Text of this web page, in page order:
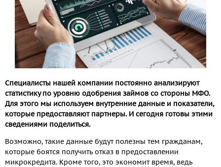
Специалисты нашей компании постоянно анализируют
статистику по уровню одобрения займов со стороны МФО.
Для этого мы используем внутренние данные и показатели,
которые предоставляют партнеры. И сегодня готовы этими
сведениями поделиться.
Возможно, такие данные будут полезны тем гражданам,
которые боятся получить отказ в предоставлении
микрокредита. Кроме того, это экономит время, ведь